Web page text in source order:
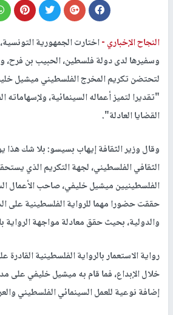
النجاح الإخباري -اختارت الجمهورية
وسفيرها لدى دولة فلسطين، الحبيب بن فرح،
لتحتضن تكريم المخرج الفلسطيني ميشيل
"تقديرا لتميز أعماله السينمائية،
القضايا العادلة".
وقال وزير الثقافة إيهاب بسيسو: بلا شك هذا
الثقافي الفلسطيني، لجهة التكريم الذي
الفلسطينيين ميشيل خليفي، صاحب الأعمال
حققت حضورا مهما للرواية الفلسطينية على
والدولية، بحيث حقق معادلة مواجهة الرواية
رواية الاستعمار بالرواية الفلسطينية
خلال الإبداع، فما قام به ميشيل خليفي على
إضافة نوعية للعمل السينمائي الفلسطيني